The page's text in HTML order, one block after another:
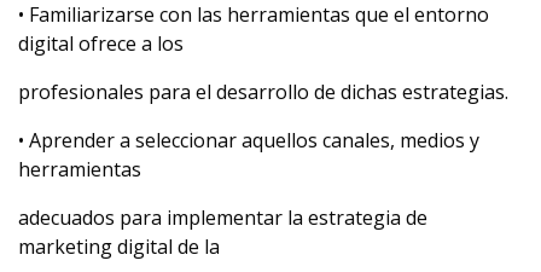
• Familiarizarse con las herramientas que el entorno
digital ofrece a los
profesionales para el desarrollo de dichas estrategias.
• Aprender a seleccionar aquellos canales, medios y
herramientas
adecuados para implementar la estrategia de
marketing digital de la